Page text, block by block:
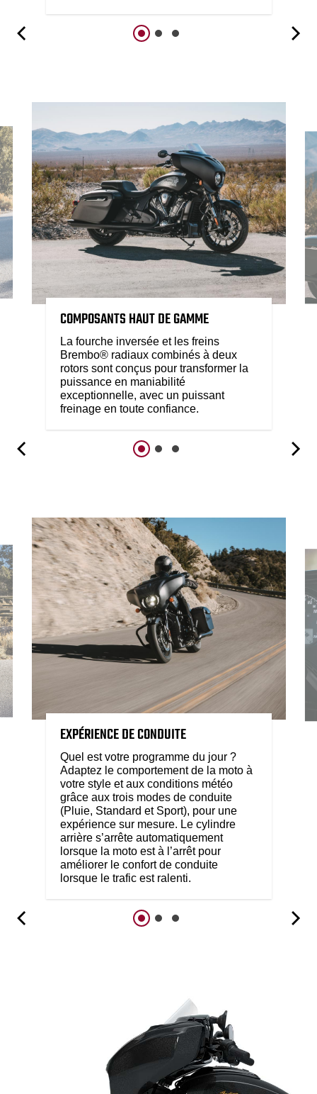
COMPOSANTS HAUT DE GAMME
La fourche inversée et les freins
Brembo® radiaux combinés à deux
rotors sont conçus pour transformer la
puissance en maniabilité
exceptionnelle, avec un puissant
freinage en toute confiance.
EXPÉRIENCE DE CONDUITE
Quel est votre programme du jour ?
Adaptez le comportement de la moto à
votre style et aux conditions météo
grâce aux trois modes de conduite
(Pluie, Standard et Sport), pour une
expérience sur mesure. Le cylindre
arrière s’arrête automatiquement
lorsque la moto est à l’arrêt pour
améliorer le confort de conduite
lorsque le trafic est ralenti.